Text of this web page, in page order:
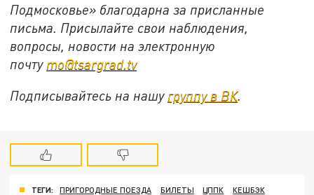
Подмосковье» благодарна за присланные
письма. Присылайте свои наблюдения,
вопросы, новости на электронную
почту mo@tsargrad.tv
Подписывайтесь на нашу группу в ВК.
ТЕГИ: ПРИГОРОДНЫЕ ПОЕЗДА БИЛЕТЫ ЦППК КЕШБЭК